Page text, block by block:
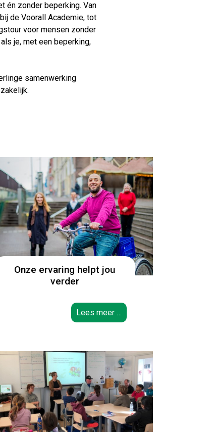
én zonder beperking. Van
de Voorall Academie, tot
voor mensen zonder
je, met een beperking,
samenwerking
Onze ervaring helpt jou
verder
Lees meer …